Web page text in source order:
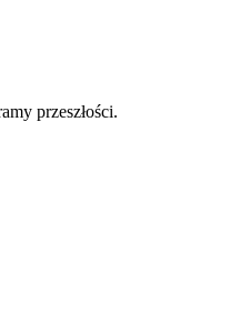
przeszłości.